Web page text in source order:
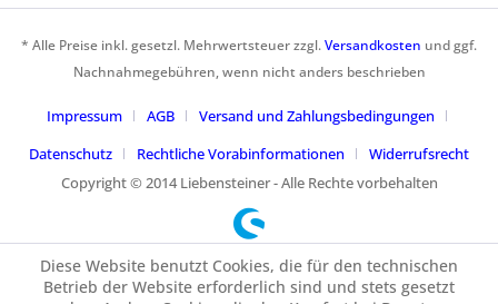
* Alle Preise inkl. gesetzl. Mehrwertsteuer zzgl.Versandkosten und ggf.
Nachnahmegebühren, wenn nicht anders beschrieben
Impressum AGB
Versand und Zahlungsbedingungen
Datenschutz
Rechtliche Vorabinformationen
Widerrufsrecht
Copyright © 2014 Liebensteiner - Alle Rechte vorbehalten
Diese Website benutzt Cookies, die für den technischen
Betrieb der Website erforderlich sind und stets gesetzt